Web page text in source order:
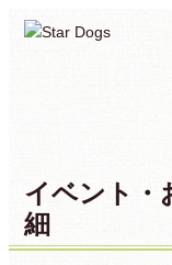
イベント・
細